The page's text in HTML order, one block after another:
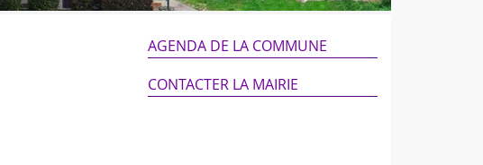
AGENDA DE LA COMMUNE
CONTACTER LA MAIRIE